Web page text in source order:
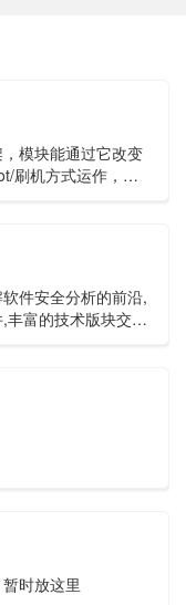
模块能通过它改变
刷机方式运作，也
件安全分析的前沿,
丰富的技术版块交相
时放这里